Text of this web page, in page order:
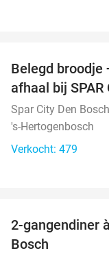
Belegd broodje
afhaal bij
Spar City Den Bosch
's-Hertogenbosch
Verkocht: 479
2-gangendiner
Bosch